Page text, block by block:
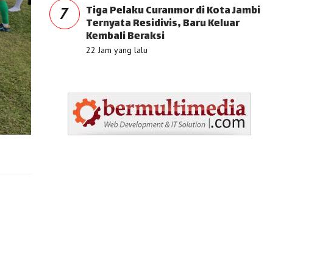
7 Tiga Pelaku Curanmor di Kota Jambi
Ternyata Residivis, Baru Keluar
Kembali Beraksi
22 Jam yang lalu